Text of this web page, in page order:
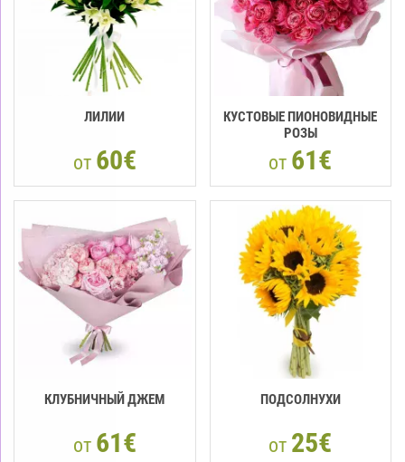
ЛИЛИИ
от 60€
КУСТОВЫЕ ПИОНОВИДНЫЕ
РОЗЫ
от 61€
КЛУБНИЧНЫЙ ДЖЕМ
от 61€
ПОДСОЛНУХИ
от 25€